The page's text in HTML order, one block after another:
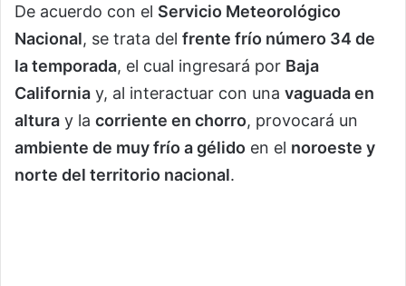
De acuerdo con el Servicio Meteorológico
Nacional, se trata del frente frío número 34 de
la temporada, el cual ingresará por Baja
California y, al interactuar con una vaguada en
altura y la corriente en chorro, provocará un
ambiente de muy frío a gélido en el noroeste y
norte del territorio nacional.